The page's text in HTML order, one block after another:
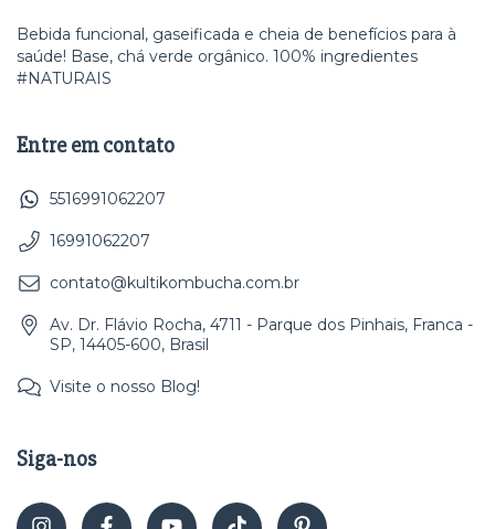
Bebida funcional, gaseificada e cheia de benefícios para à
saúde! Base, chá verde orgânico. 100% ingredientes
#NATURAIS
Entre em contato
5516991062207
16991062207
contato@kultikombucha.com.br
Av. Dr. Flávio Rocha, 4711 - Parque dos Pinhais, Franca -
SP, 14405-600, Brasil
Visite o nosso Blog!
Siga-nos